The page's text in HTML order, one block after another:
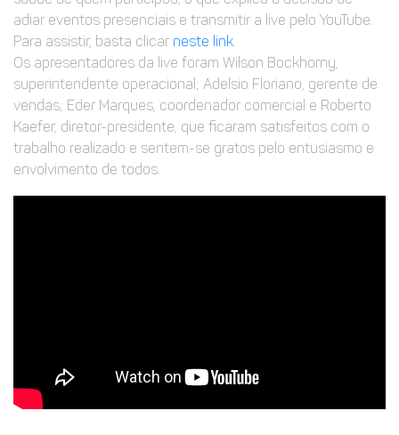
adiar eventos presenciais e transmitir a live pelo YouTube.
Para assistir, basta clicar neste link.
Os apresentadores da live foram Wilson Bockhorny,
superintendente operacional; Adelsio Floriano, gerente de
vendas; Eder Marques, coordenador comercial e Roberto
Kaefer, diretor-presidente, que ficaram satisfeitos com o
trabalho realizado e sentem-se gratos pelo entusiasmo e
envolvimento de todos.